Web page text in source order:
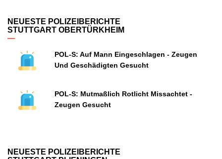
NEUESTE POLIZEIBERICHTE
STUTTGART OBERTÜRKHEIM
POL-S: Auf Mann Eingeschlagen - Zeugen
Und Geschädigten Gesucht
POL-S: Mutmaßlich Rotlicht Missachtet -
Zeugen Gesucht
NEUESTE POLIZEIBERICHTE